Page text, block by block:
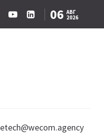
06 АВГ
2026